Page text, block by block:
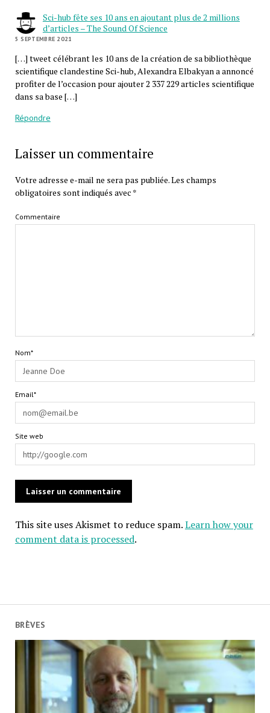
BRÈVES
Sci-hub fête ses 10 ans en ajoutant plus de 2 millions
d’articles – The Sound Of Science
5 SEPTEMBRE 2021
[…] tweet célébrant les 10 ans de la création de sa bibliothèque
scientifique clandestine Sci-hub, Alexandra Elbakyan a annoncé
profiter de l’occasion pour ajouter 2 337 229 articles scientifique
dans sa base […]
Répondre
Laisser un commentaire
Votre adresse e-mail ne sera pas publiée.Les champs
obligatoires sont indiqués avec *
Commentaire
Nom*
Email*
Site web
This site uses Akismet to reduce spam.Learn how your
comment data is processed.